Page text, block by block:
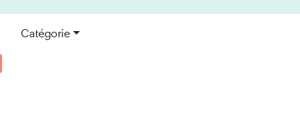
Catégorie